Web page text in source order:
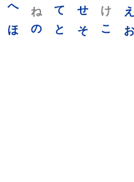
え
お
け
こ
せ
そ
て
と
ね
の
へ
ほ